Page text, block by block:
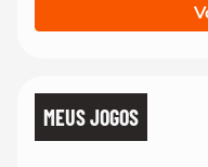
MEUS JOGOS